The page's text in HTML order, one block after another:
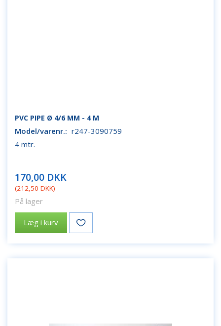
PVC PIPE Ø 4/6 MM - 4 M
Model/varenr.: r247-3090759
4 mtr.
170,00 DKK
(212,50 DKK)
På lager
Læg i kurv